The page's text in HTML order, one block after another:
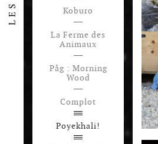
Koburo
La Ferme des
Animaux
Påg : Morning
Wood
Complot
Poyekhali!